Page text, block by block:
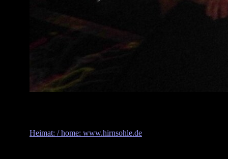
Heimat: / home: www.hirnsohle.de